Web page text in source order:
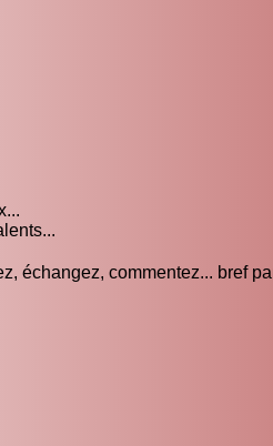
échangez, commentez... bref